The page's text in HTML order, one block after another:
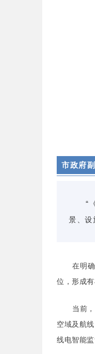
市政府
“
景、设
在明
位，形成
当前
空域及航
线电智能